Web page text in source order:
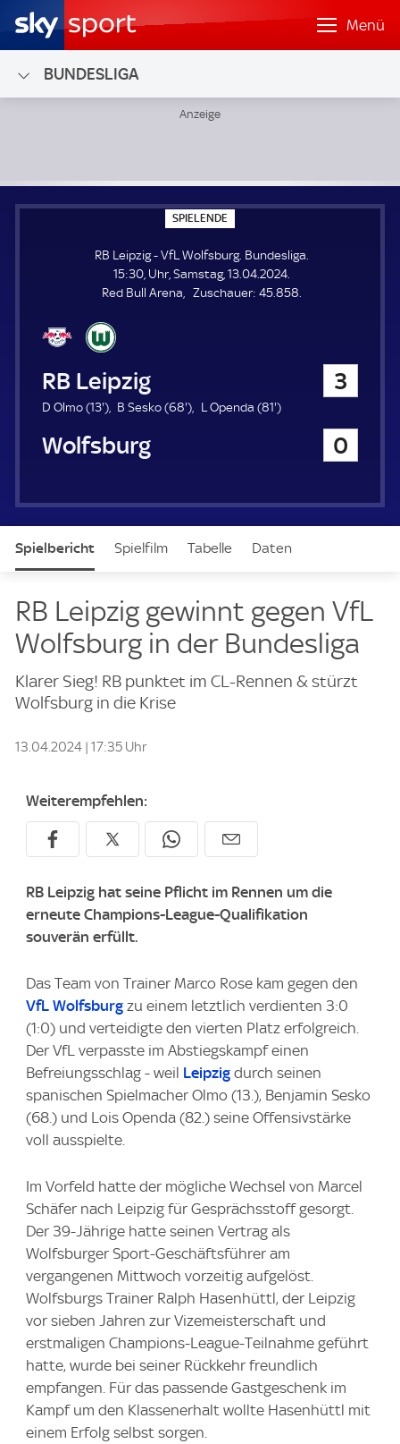
Menü
BUNDESLIGA
SPIELENDE
P
E
L
E
N
RB Leipzig - VfL Wolfsburg. Bundesliga.
15:30, Uhr, Samstag, 13.04.2024.
Red Bull Arena
Zuschauer: Z
u
45.858.
RB Leipzig 3
D Olmo (13'1
.
) B Sesko (68'6
e
) L Openda (81'8
e
)
VfL Wolfsburg 0
Spielbericht Spielfilm Tabelle Daten
RB Leipzig gewinnt gegen VfL
Wolfsburg in der Bundesliga
Klarer Sieg! RB punktet im CL-Rennen & stürzt
Wolfsburg in die Krise
13.04.2024 | 17:35 Uhr
Weiterempfehlen:
RB Leipzig hat seine Pflicht im Rennen um die
erneute Champions-League-Qualifikation
souverän erfüllt.
Das Team von Trainer Marco Rose kam gegen den
VfL Wolfsburg zu einem letztlich verdienten 3:0
(1:0) und verteidigte den vierten Platz erfolgreich.
Der VfL verpasste im Abstiegskampf einen
Befreiungsschlag - weil Leipzig durch seinen
spanischen Spielmacher Olmo (13.), Benjamin Sesko
(68.) und Lois Openda (82.) seine Offensivstärke
voll ausspielte.
Im Vorfeld hatte der mögliche Wechsel von Marcel
Schäfer nach Leipzig für Gesprächsstoff gesorgt.
Der 39-Jährige hatte seinen Vertrag als
Wolfsburger Sport-Geschäftsführer am
vergangenen Mittwoch vorzeitig aufgelöst.
Wolfsburgs Trainer Ralph Hasenhüttl, der Leipzig
vor sieben Jahren zur Vizemeisterschaft und
erstmaligen Champions-League-Teilnahme geführt
hatte, wurde bei seiner Rückkehr freundlich
empfangen. Für das passende Gastgeschenk im
Kampf um den Klassenerhalt wollte Hasenhüttl mit
einem Erfolg selbst sorgen.